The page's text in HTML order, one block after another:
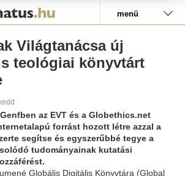
menü
Világtanácsa új
teológiai könyvtárt
az EVT és a Globethics.net
forrást hozott létre azzal a
segítse és egyszerűbbé tegye a
tudományainak kutatási
Globális Digitális Könyvtára (Global